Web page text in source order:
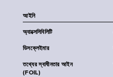
আইনি
অ্যাক্সেসিবিলিটি
ডিসক্লেইমার
তথ্যের স্বাধীনতার আইন
(FOIL)